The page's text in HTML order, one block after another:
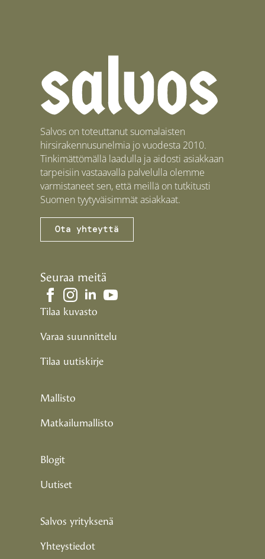
Salvos on toteuttanut suomalaisten
hirsirakennusunelmia jo vuodesta 2010.
Tinkimättömällä laadulla ja aidosti asiakkaan
tarpeisiin vastaavalla palvelulla olemme
varmistaneet sen, että meillä on tutkitusti
Suomen tyytyväisimmät asiakkaat.
Ota yhteyttä
Seuraa meitä
Tilaa kuvasto
Varaa suunnittelu
Tilaa uutiskirje
Mallisto
Matkailumallisto
Blogit
Uutiset
Salvos yrityksenä
Yhteystiedot